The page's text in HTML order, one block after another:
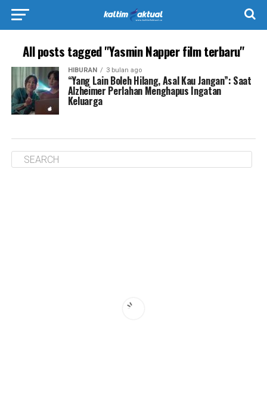
All posts tagged "Yasmin Napper film terbaru"
HIBURAN 3 bulan ago
“Yang Lain Boleh Hilang, Asal Kau Jangan”: Saat
Alzheimer Perlahan Menghapus Ingatan
Keluarga